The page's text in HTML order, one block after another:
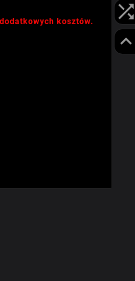
kosztów.